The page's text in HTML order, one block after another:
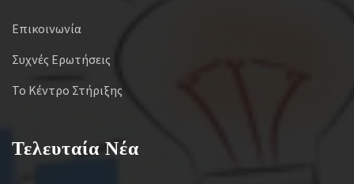
Επικοινωνία
Συχνές Ερωτήσεις
Το Κέντρο Στήριξης
Τελευταία Νέα